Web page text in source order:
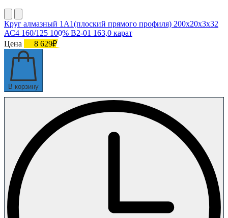
Круг алмазный 1А1(плоский прямого профиля) 200х20х3х32
АС4 160/125 100% В2-01 163,0 карат
Цена
8 629₽
В корзину